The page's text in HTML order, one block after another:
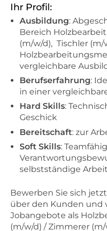
Ihr Profil:
Ausbildung:
Bereich
(m/w/d), Tischler (m/
vergleichbare
Berufserfahrung:
in einer
Hard Skills:
Geschick
Bereitschaft: zur
Soft Skills:
selbstständige
Bewerben Sie sich
über den Kunden und
Jobangebote als
(m/w/d) / Zimmerer